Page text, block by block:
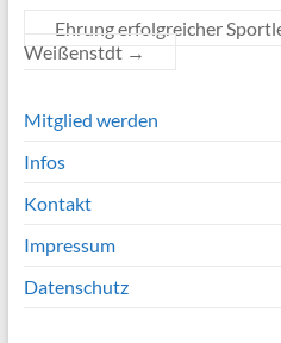
Ehrung erfolgreicher
Weißenstdt →
Mitglied werden
Infos
Kontakt
Impressum
Datenschutz